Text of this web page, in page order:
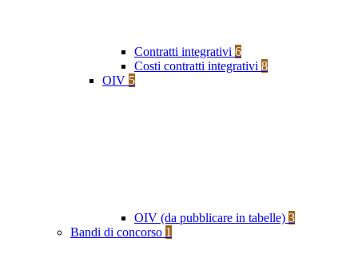
Contratti integrativi 6
Costi contratti integrativi 8
OIV 5
OIV (da pubblicare in tabelle) 3
Bandi di concorso 1